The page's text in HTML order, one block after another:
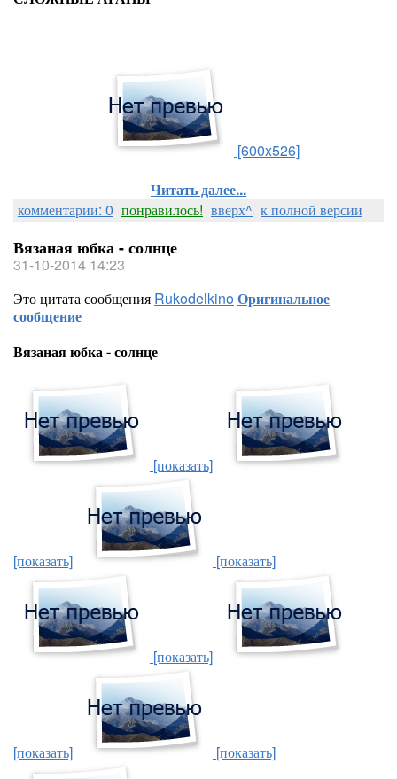
[600x526]
Читать далее...
комментарии: 0 понравилось! вверх^ к полной версии
Вязаная юбка - солнце
31-10-2014 14:23
Это цитата сообщения RukodelkinoОригинальное
сообщение
Вязаная юбка - солнце
[показать]
[показать] [показать]
[показать]
[показать] [показать]